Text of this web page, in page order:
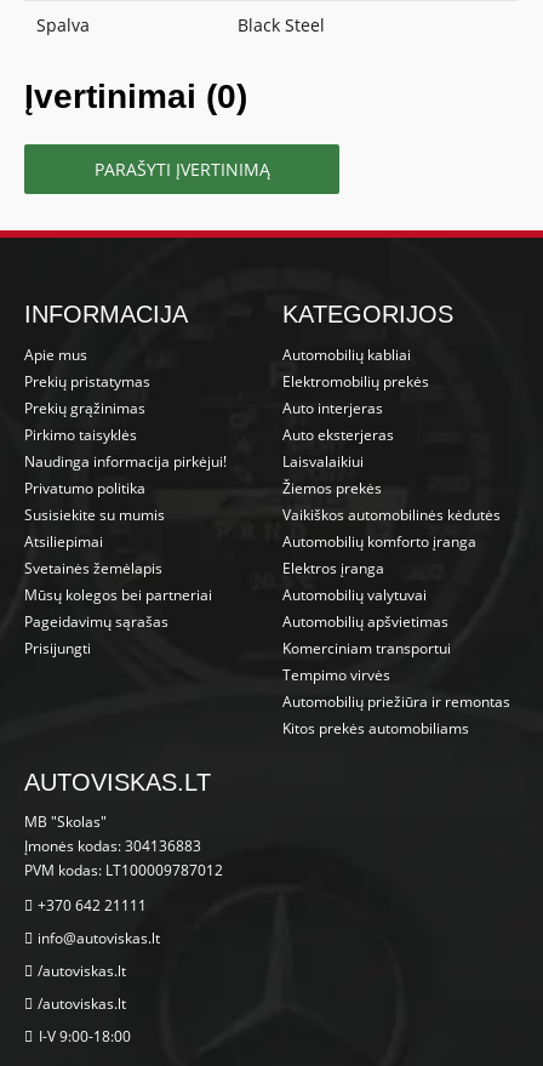
Spalva Black Steel
Įvertinimai (0)
PARAŠYTI ĮVERTINIMĄ
INFORMACIJA
Apie mus
Prekių pristatymas
Prekių grąžinimas
Pirkimo taisyklės
Naudinga informacija pirkėjui!
Privatumo politika
Susisiekite su mumis
Atsiliepimai
Svetainės žemėlapis
Mūsų kolegos bei partneriai
Pageidavimų sąrašas
Prisijungti
KATEGORIJOS
Automobilių kabliai
Elektromobilių prekės
Auto interjeras
Auto eksterjeras
Laisvalaikiui
Žiemos prekės
Vaikiškos automobilinės kėdutės
Automobilių komforto įranga
Elektros įranga
Automobilių valytuvai
Automobilių apšvietimas
Komerciniam transportui
Tempimo virvės
Automobilių priežiūra ir remontas
Kitos prekės automobiliams
AUTOVISKAS.LT
MB "Skolas"
Įmonės kodas: 304136883
PVM kodas: LT100009787012
+370 642 21111
info@autoviskas.lt
/autoviskas.lt
/autoviskas.lt
I-V 9:00-18:00